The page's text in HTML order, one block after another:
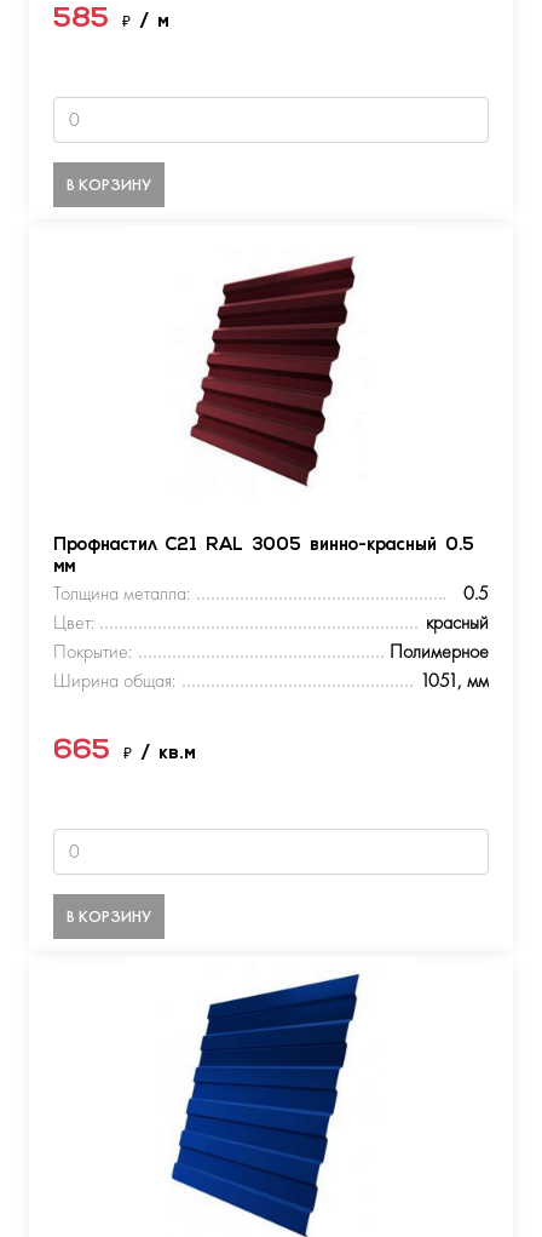
585 ₽ / м
В КОРЗИНУ
Профнастил С21 RAL 3005 винно-красный 0.5
мм
Толщина металла:
0.5
Цвет:
красный
Покрытие:
Полимерное
Ширина общая:
1051, мм
665 ₽ / кв.м
В КОРЗИНУ